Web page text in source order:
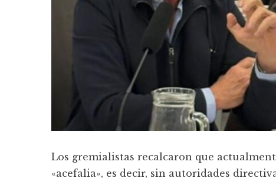
Los gremialistas recalcaron que
«acefalia», es decir, sin autoridades